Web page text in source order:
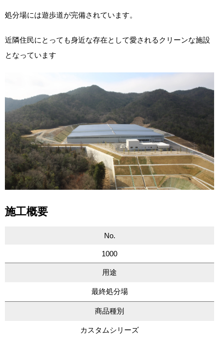
処分場には遊歩道が完備されています。
近隣住民にとっても身近な存在として愛されるクリーンな施設
となっています
施工概要
No.
1000
用途
最終処分場
商品種別
カスタムシリーズ